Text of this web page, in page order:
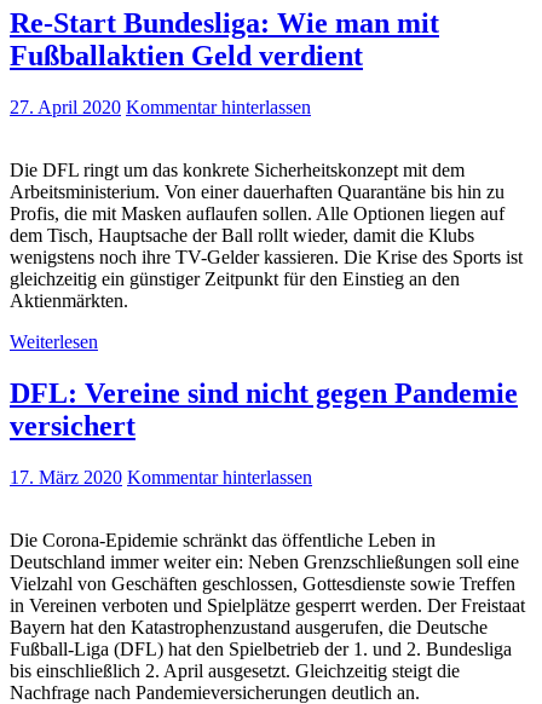
Re-Start Bundesliga: Wie man mit
Fußballaktien Geld verdient
27. April 2020 Kommentar hinterlassen
Die DFL ringt um das konkrete Sicherheitskonzept mit dem
Arbeitsministerium. Von einer dauerhaften Quarantäne bis hin zu
Profis, die mit Masken auflaufen sollen. Alle Optionen liegen auf
dem Tisch, Hauptsache der Ball rollt wieder, damit die Klubs
wenigstens noch ihre TV-Gelder kassieren. Die Krise des Sports ist
gleichzeitig ein günstiger Zeitpunkt für den Einstieg an den
Aktienmärkten.
Weiterlesen
DFL: Vereine sind nicht gegen Pandemie
versichert
17. März 2020 Kommentar hinterlassen
Die Corona-Epidemie schränkt das öffentliche Leben in
Deutschland immer weiter ein: Neben Grenzschließungen soll eine
Vielzahl von Geschäften geschlossen, Gottesdienste sowie Treffen
in Vereinen verboten und Spielplätze gesperrt werden. Der Freistaat
Bayern hat den Katastrophenzustand ausgerufen, die Deutsche
Fußball-Liga (DFL) hat den Spielbetrieb der 1. und 2. Bundesliga
bis einschließlich 2. April ausgesetzt. Gleichzeitig steigt die
Nachfrage nach Pandemieversicherungen deutlich an.